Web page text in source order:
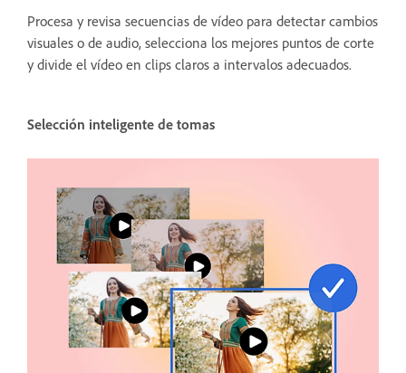
Procesa y revisa secuencias de vídeo para detectar cambios
visuales o de audio, selecciona los mejores puntos de corte
y divide el vídeo en clips claros a intervalos adecuados.
Selección inteligente de tomas